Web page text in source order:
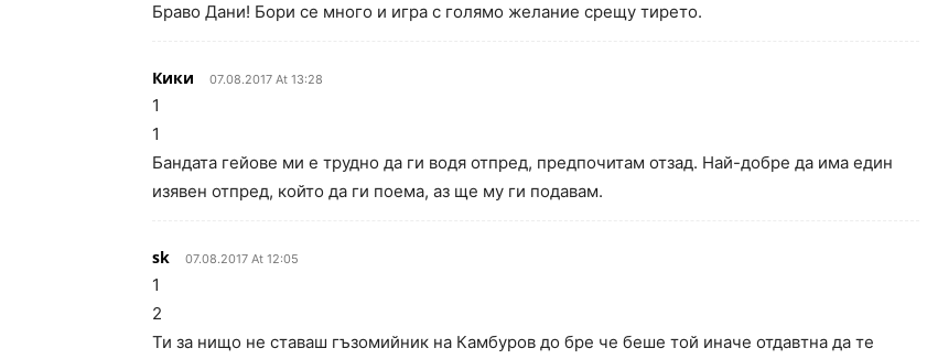
Браво Дани! Бори се много и игра с голямо желание срещу тирето.
Кики 07.08.2017 At 13:28
1
1
Бандата гейове ми е трудно да ги водя отпред, предпочитам отзад. Най-добре да има един
изявен отпред, който да ги поема, аз ще му ги подавам.
sk 07.08.2017 At 12:05
1
2
Ти за нищо не ставаш гъзомийник на Камбуров до бре че беше той иначе отдавтна да те